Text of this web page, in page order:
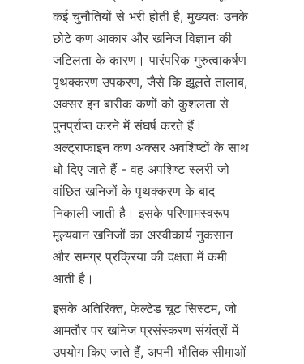
कई चुनौतियों से भरी होती है, मुख्यतः उनके
छोटे कण आकार और खनिज विज्ञान की
जटिलता के कारण। पारंपरिक गुरुत्वाकर्षण
पृथक्करण उपकरण, जैसे कि झूलते तालाब,
अक्सर इन बारीक कणों को कुशलता से
पुनर्प्राप्त करने में संघर्ष करते हैं।
अल्ट्राफाइन कण अक्सर अवशिष्टों के साथ
धो दिए जाते हैं - वह अपशिष्ट स्लरी जो
वांछित खनिजों के पृथक्करण के बाद
निकाली जाती है। इसके परिणामस्वरूप
मूल्यवान खनिजों का अस्वीकार्य नुकसान
और समग्र प्रक्रिया की दक्षता में कमी
आती है।
इसके अतिरिक्त, फेल्टेड चूट सिस्टम, जो
आमतौर पर खनिज प्रसंस्करण संयंत्रों में
उपयोग किए जाते हैं, अपनी भौतिक सीमाओं